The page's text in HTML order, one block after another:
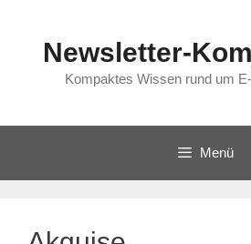
springenNewsletter-
Kompaktes Wissen rund um
Menü